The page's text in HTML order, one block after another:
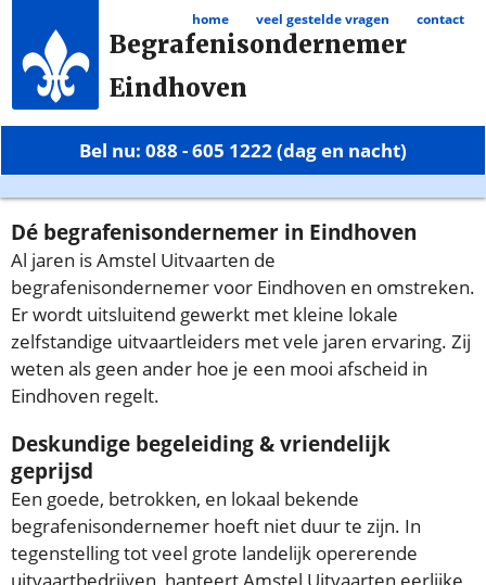
Begrafenisondernemer
Eindhoven
Bel nu: 088 - 605 1222 (dag en nacht)
Dé begrafenisondernemer in Eindhoven
Al jaren is Amstel Uitvaarten de
begrafenisondernemer voor Eindhoven en omstreken.
Er wordt uitsluitend gewerkt met kleine lokale
zelfstandige uitvaartleiders met vele jaren ervaring. Zij
weten als geen ander hoe je een mooi afscheid in
Eindhoven regelt.
Deskundige begeleiding & vriendelijk
geprijsd
Een goede, betrokken, en lokaal bekende
begrafenisondernemer hoeft niet duur te zijn. In
tegenstelling tot veel grote landelijk opererende
uitvaartbedrijven, hanteert Amstel Uitvaarten eerlijke
contact
veel gestelde vragen
home